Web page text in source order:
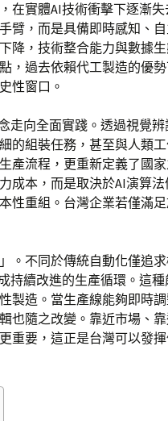
在實體AI技術衝擊下逐漸失
臂，而是具備即時感知、
降，技術整合能力與數據
，過去依賴代工製造的優
性窗口。
走向全面實踐。透過視覺辨
的組裝任務，甚至與人類
產流程，更重新定義了國
成本，而是取決於AI演算
性重組。台灣企業若僅滿
。不同於傳統自動化僅追
持續改進的生產循環。這
製造。當生產線能夠即時調
也隨之改變。靠近市場、靠
重要，這正是台灣可以發